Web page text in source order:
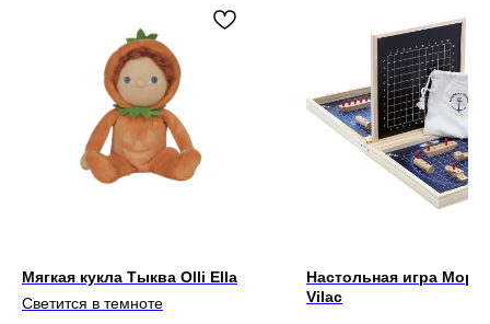
Мягкая кукла Тыква Olli Ella
Светится в темноте
Настольная игра
Vilac